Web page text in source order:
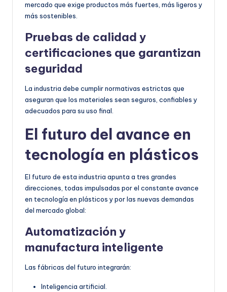
mercado que exige productos más fuertes, más ligeros y
más sostenibles.
Pruebas de calidad y
certificaciones que garantizan
seguridad
La industria debe cumplir normativas estrictas que
aseguran que los materiales sean seguros, confiables y
adecuados para su uso final.
El futuro del avance en
tecnología en plásticos
El futuro de esta industria apunta a tres grandes
direcciones, todas impulsadas por el constante avance
en tecnología en plásticos y por las nuevas demandas
del mercado global:
Automatización y
manufactura inteligente
Las fábricas del futuro integrarán:
Inteligencia artificial.